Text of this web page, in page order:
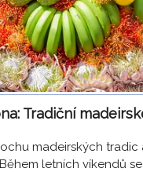
Tradiční
madeirských tradic
letních víkendů